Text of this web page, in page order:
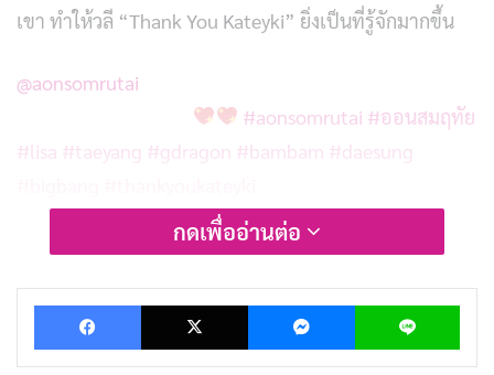
เขา ทำให้วลี “Thank You Kateyki” ยิ่งเป็นที่รู้จักมากขึ้น
@aonsomrutai
#aonsomrutai #ออนสมฤทัย
#lisa #taeyang #gdragon #bambam #daesung
เผยแพร่เมื่อ: 8 ชั่วโมง ที่ผ่านมา
กดเพื่ออ่านต่อ
Facebook X Messenger Line